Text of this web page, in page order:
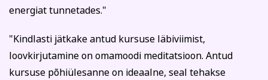
energiat tunnetades."
"Kindlasti jätkake antud kursuse läbiviimist,
loovkirjutamine on omamoodi meditatsioon. Antud
kursuse põhiülesanne on ideaalne, seal tehakse